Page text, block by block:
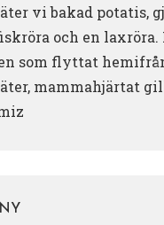
vi bakad potatis,
och en laxröra.
som flyttat
mammahjärtat